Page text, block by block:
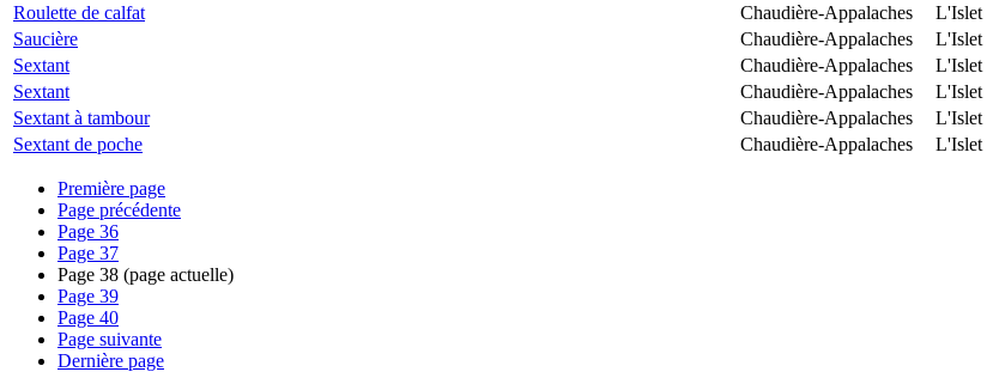
Roulette de calfat
Chaudière-Appalaches
L'Islet
Saucière
Chaudière-Appalaches
L'Islet
Sextant
Chaudière-Appalaches
L'Islet
Sextant
Chaudière-Appalaches
L'Islet
Sextant à tambour
Chaudière-Appalaches
L'Islet
Sextant de poche
Chaudière-Appalaches L'Islet
Première page
Page précédente
Page 36
Page 37
Page 38 (page actuelle)
Page 39
Page 40
Page suivante
Dernière page